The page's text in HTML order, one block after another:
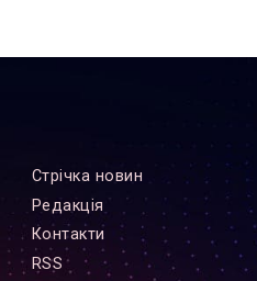
Стрiчка новин
Редакцiя
Контакти
RSS